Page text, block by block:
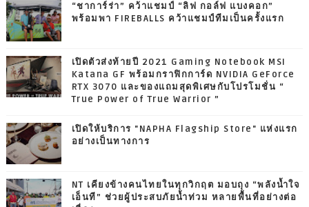
“ชาการ์ร่า” คว้าแชมป์ “ลิฟ กอล์ฟ แบงคอก”
พร้อมพา FIREBALLS คว้าแชมป์ทีมเป็นครั้งแรก
เปิดตัวส่งท้ายปี 2021 Gaming Notebook MSI
Katana GF พร้อมกราฟิกการ์ด NVIDIA GeForce
RTX 3070 และของแถมสุดพิเศษกับโปรโมชั่น “
True Power of True Warrior ”
เปิดให้บริการ "NAPHA Flagship Store" แห่งแรก
อย่างเป็นทางการ
NT เคียงข้างคนไทยในทุกวิกฤต มอบถุง “พลังน้ำใจ
เอ็นที” ช่วยผู้ประสบภัยน้ำท่วม หลายพื้นที่อย่างต่อ